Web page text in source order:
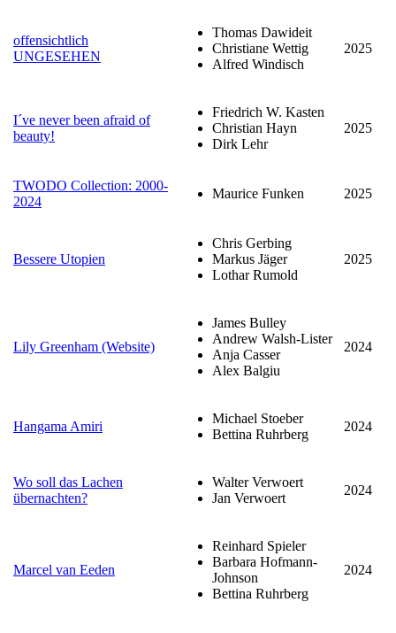
offensichtlich
UNGESEHEN
Thomas Dawideit
Christiane Wettig
Alfred Windisch
2025
I´ve never been afraid of
beauty!
Friedrich W. Kasten
Christian Hayn
Dirk Lehr
2025
TWODO Collection: 2000-
2024
Maurice Funken 2025
Bessere Utopien
Chris Gerbing
Markus Jäger
Lothar Rumold
2025
Lily Greenham (Website)
James Bulley
Andrew Walsh-Lister
Anja Casser
Alex Balgiu
2024
Hangama Amiri
Michael Stoeber
Bettina Ruhrberg
2024
Wo soll das Lachen
übernachten?
Walter Verwoert
Jan Verwoert
2024
Marcel van Eeden
Reinhard Spieler
Barbara Hofmann-
Johnson
Bettina Ruhrberg
2024